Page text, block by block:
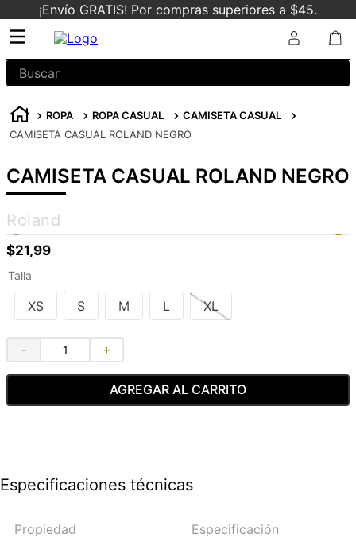
¡Envío GRATIS! Por compras superiores a $45.
Buscar
ROPA ROPA CASUAL
CAMISETA CASUAL
CAMISETA CASUAL ROLAND NEGRO
CAMISETA CASUAL ROLAND NEGRO
Roland
$21,99
Talla
XS S M L XL
＋
－
AGREGAR AL CARRITO
Especificaciones técnicas
Propiedad Especificación